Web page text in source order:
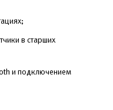
в старших
и подключением